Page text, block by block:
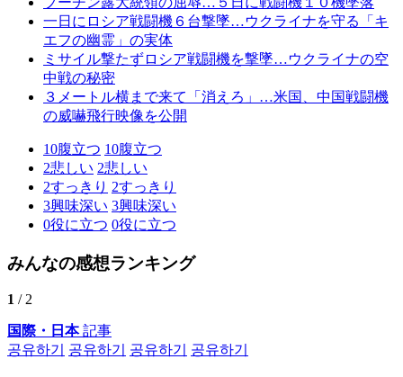
一日にロシア戦闘機６台撃墜…ウクライナを守る「キ
エフの幽霊」の実体
ミサイル撃たずロシア戦闘機を撃墜…ウクライナの空
中戦の秘密
３メートル横まで来て「消えろ」…米国、中国戦闘機
の威嚇飛行映像を公開
10腹立つ 10腹立つ
2悲しい 2悲しい
2すっきり 2すっきり
3興味深い 3興味深い
0役に立つ 0役に立つ
みんなの感想ランキング
1 / 2
国際・日本記事
공유하기
공유하기 공유하기 공유하기